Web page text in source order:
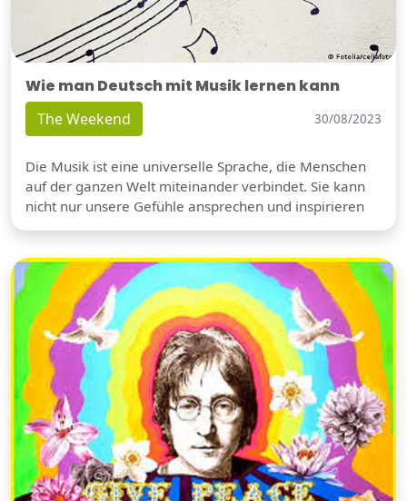
Wie man Deutsch mit Musik lernen kann
The Weekend 30/08/2023
Die Musik ist eine universelle Sprache, die Menschen
auf der ganzen Welt miteinander verbindet. Sie kann
nicht nur unsere Gefühle ansprechen und inspirieren